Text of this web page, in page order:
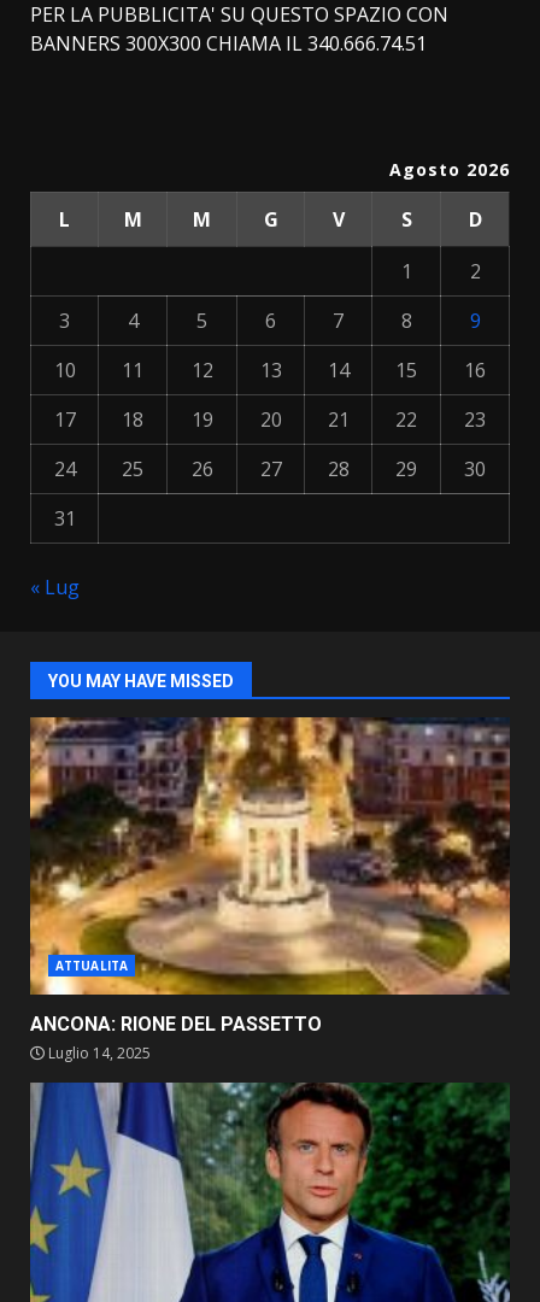
PER LA PUBBLICITA' SU QUESTO SPAZIO CON
BANNERS 300X300 CHIAMA IL 340.666.74.51
Agosto 2026
L M M G V S
D
1
2
3
4 5 6 7 8
9
10
11 12 13 14 15
16
17
18 19 20 21 22
23
24
25 26 27 28 29
30
31
« Lug
YOU MAY HAVE MISSED
ATTUALITA
ANCONA: RIONE DEL PASSETTO
Luglio 14, 2025